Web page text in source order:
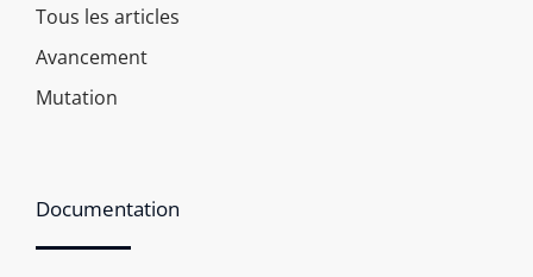
Tous les articles
Avancement
Mutation
Documentation